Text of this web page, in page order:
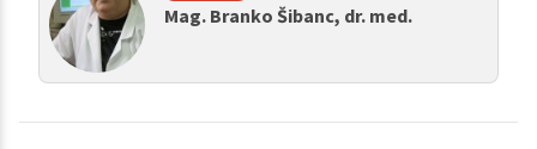
Mag. Branko Šibanc, dr. med.